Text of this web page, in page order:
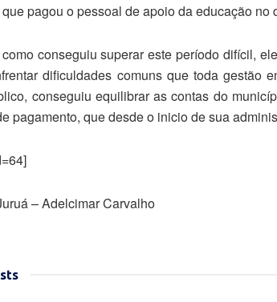
pagou o pessoal de apoio da educação no
conseguiu superar este período difícil,
dificuldades comuns que toda gestão
conseguiu equilibrar as contas do
pagamento, que desde o inicio de sua
– Adelcimar Carvalho